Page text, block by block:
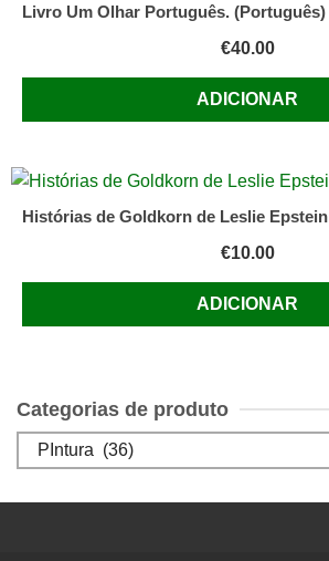
Livro Um Olhar Português. (Português)
€40.00
ADICIONAR
Histórias de Goldkorn de Leslie Epstein
€10.00
ADICIONAR
Categorias de produto